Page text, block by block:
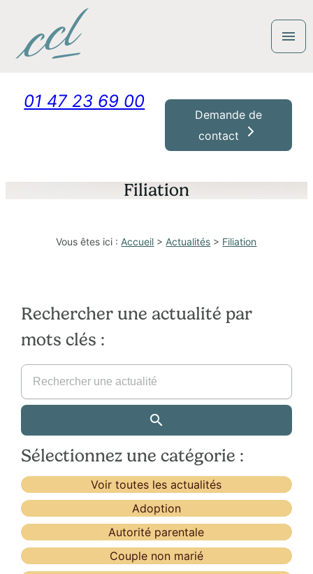
menu
01 47 23 69 00
Demande de
contact
Filiation
Vous êtes ici : Accueil > Actualités > Filiation
Rechercher une actualité par
mots clés :
Sélectionnez une catégorie :
Voir toutes les actualités
Adoption
Autorité parentale
Couple non marié
Panneau de gestion des cookies